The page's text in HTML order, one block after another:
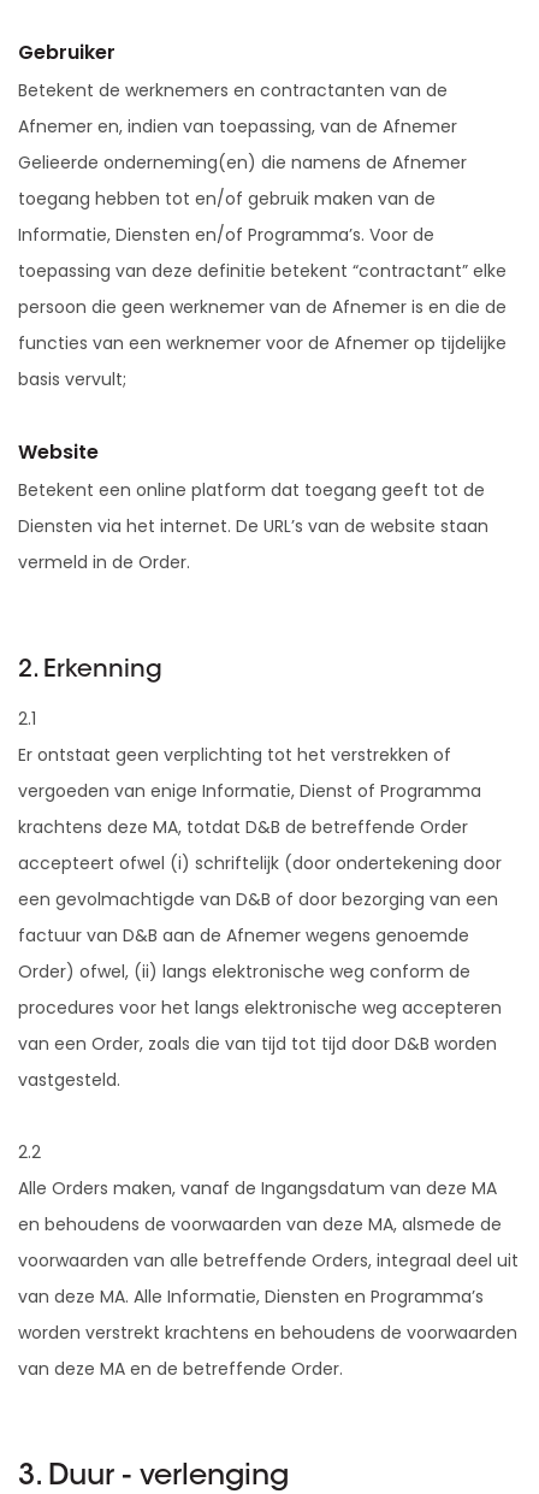
Gebruiker
Betekent de werknemers en contractanten van de
Afnemer en, indien van toepassing, van de Afnemer
Gelieerde onderneming(en) die namens de Afnemer
toegang hebben tot en/of gebruik maken van de
Informatie, Diensten en/of Programma’s. Voor de
toepassing van deze definitie betekent “contractant” elke
persoon die geen werknemer van de Afnemer is en die de
functies van een werknemer voor de Afnemer op tijdelijke
basis vervult;
Website
Betekent een online platform dat toegang geeft tot de
Diensten via het internet. De URL’s van de website staan
vermeld in de Order.
2. Erkenning
2.1
Er ontstaat geen verplichting tot het verstrekken of
vergoeden van enige Informatie, Dienst of Programma
krachtens deze MA, totdat D&B de betreffende Order
accepteert ofwel (i) schriftelijk (door ondertekening door
een gevolmachtigde van D&B of door bezorging van een
factuur van D&B aan de Afnemer wegens genoemde
Order) ofwel, (ii) langs elektronische weg conform de
procedures voor het langs elektronische weg accepteren
van een Order, zoals die van tijd tot tijd door D&B worden
vastgesteld.
2.2
Alle Orders maken, vanaf de Ingangsdatum van deze MA
en behoudens de voorwaarden van deze MA, alsmede de
voorwaarden van alle betreffende Orders, integraal deel uit
van deze MA. Alle Informatie, Diensten en Programma’s
worden verstrekt krachtens en behoudens de voorwaarden
van deze MA en de betreffende Order.
3. Duur - verlenging